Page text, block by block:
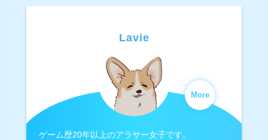
Lavie
More
ゲーム歴20年以上のアラサー女子です。